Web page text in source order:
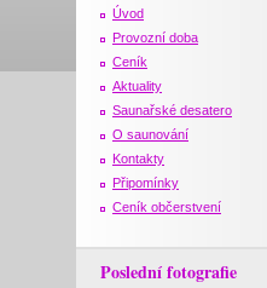
Úvod
Provozní doba
Ceník
Aktuality
Saunařské desatero
O saunování
Kontakty
Připomínky
Ceník občerstvení
Poslední fotografie